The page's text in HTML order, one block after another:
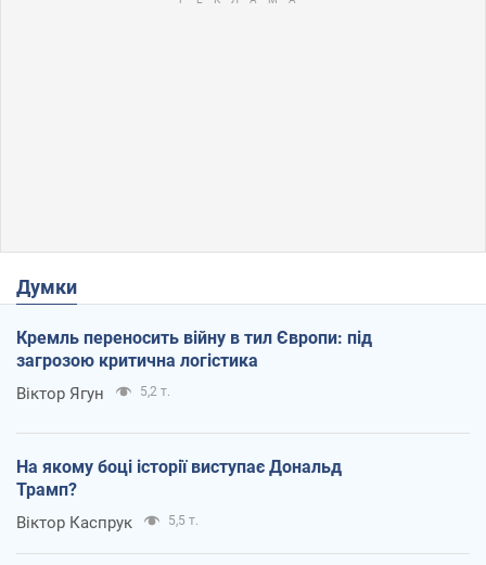
Думки
Кремль переносить війну в тил Європи: під
загрозою критична логістика
Віктор Ягун 5,2 т.
На якому боці історії виступає Дональд
Трамп?
Віктор Каспрук 5,5 т.